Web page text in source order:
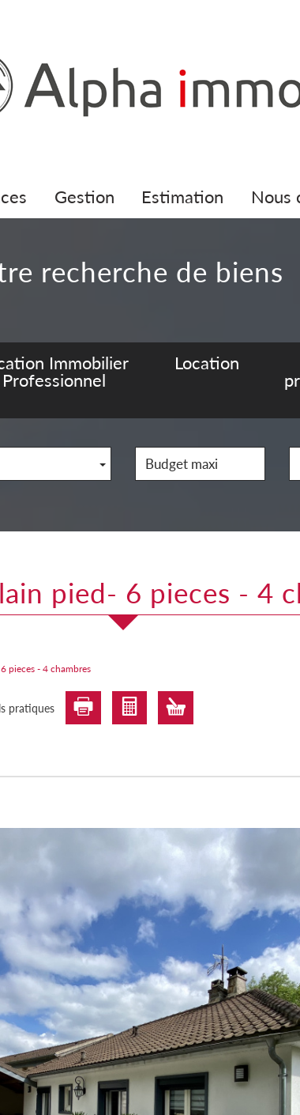
gestion estimation
recherche de biens
Immobilier
Professionnel
Location
pied- 6 pieces - 4
pieces - 4 chambres
pratiques